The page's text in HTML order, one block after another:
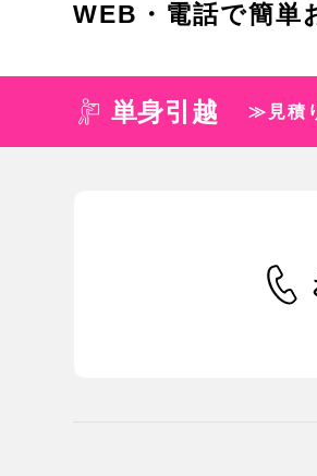
WEB・電話で簡単
単身引越 ≫見積